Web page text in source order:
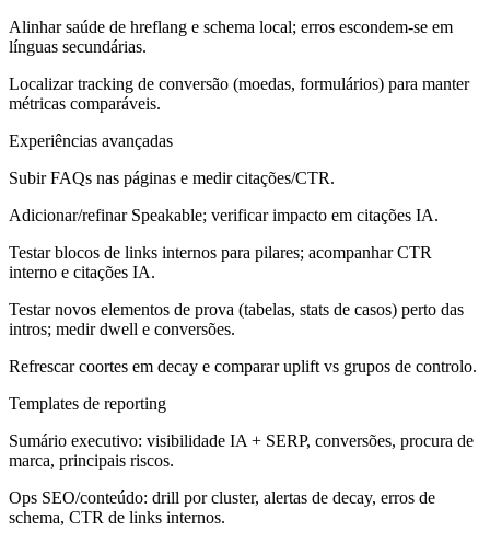
Alinhar saúde de hreflang e schema local; erros escondem-se em
línguas secundárias.
Localizar tracking de conversão (moedas, formulários) para manter
métricas comparáveis.
Experiências avançadas
Subir FAQs nas páginas e medir citações/CTR.
Adicionar/refinar Speakable; verificar impacto em citações IA.
Testar blocos de links internos para pilares; acompanhar CTR
interno e citações IA.
Testar novos elementos de prova (tabelas, stats de casos) perto das
intros; medir dwell e conversões.
Refrescar coortes em decay e comparar uplift vs grupos de controlo.
Templates de reporting
Sumário executivo: visibilidade IA + SERP, conversões, procura de
marca, principais riscos.
Ops SEO/conteúdo: drill por cluster, alertas de decay, erros de
schema, CTR de links internos.